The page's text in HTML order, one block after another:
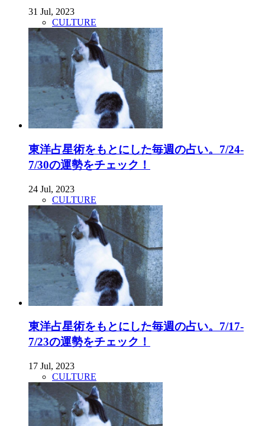
31 Jul, 2023
CULTURE
東洋占星術をもとにした毎週の占い。7/24-
7/30の運勢をチェック！
24 Jul, 2023
CULTURE
東洋占星術をもとにした毎週の占い。7/17-
7/23の運勢をチェック！
17 Jul, 2023
CULTURE